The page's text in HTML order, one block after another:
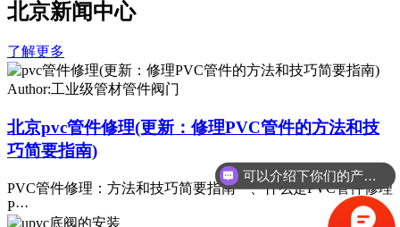
北京新闻中心
了解更多
Author:工业级管材管件阀门
北京pvc管件修理(更新：修理PVC管件的方法和技
巧简要指南)
PVC管件修理：方法和技巧简要指南一、什么是PVC管件修理
P···
可以介绍下你们的产品么